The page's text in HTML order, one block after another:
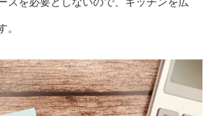
スを必要としないので、キッチンを広
。